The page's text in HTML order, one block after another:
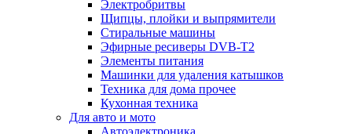
Электробритвы
Щипцы, плойки и выпрямители
Стиральные машины
Эфирные ресиверы DVB-T2
Элементы питания
Машинки для удаления катышков
Техника для дома прочее
Кухонная техника
Для авто и мото
Автоэлектроника